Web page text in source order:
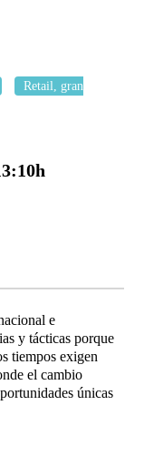
Retail, gran
e
y tácticas porque
tiempos exigen
el cambio
únicas